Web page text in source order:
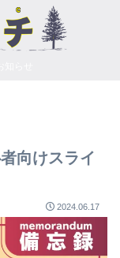
向けスライ
2024.06.17